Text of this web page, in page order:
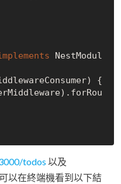
NestModul
todos 以及
以在終端機看到以下結